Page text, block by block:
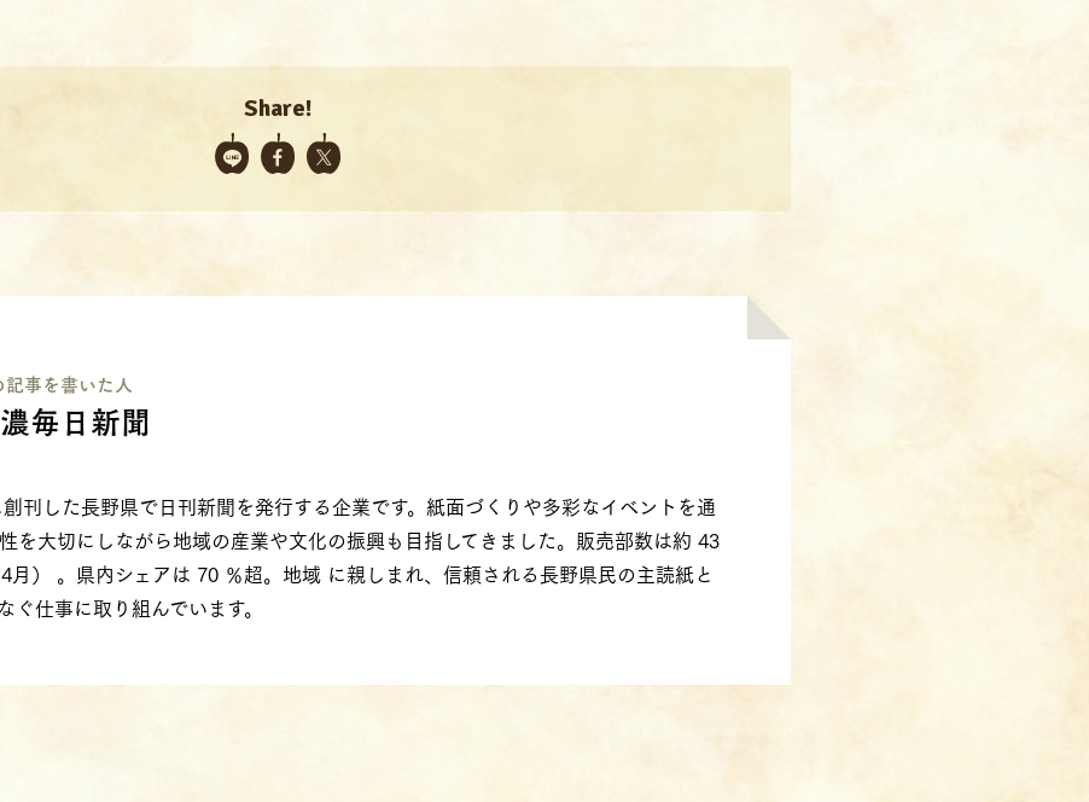
Share!
記事を書いた⼈
毎日新聞
刊した長野県で日刊新聞を発行する企業です。紙面づくりや多彩なイベントを通
を大切にしながら地域の産業や文化の振興も目指してきました。販売部数は約 43
） 。県内シェアは 70 ％超。地域 に親しまれ、信頼される長野県民の主読紙と
ぐ仕事に取り組んでいます。